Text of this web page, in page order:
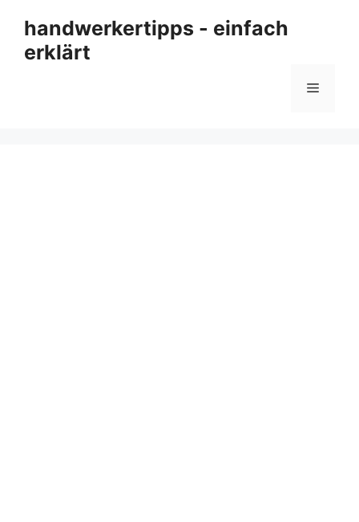
Inhalt
springen
handwerkertipps - einfach
erklärt
Menü